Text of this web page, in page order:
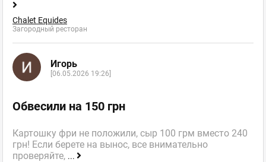
Chalet Equides
Загородный ресторан
Игорь
[06.05.2026 19:26]
Обвесили на 150 грн
Картошку фри не положили, сыр 100 грм вместо 240
грн! Если берете на вынос, все внимательно
проверяйте, ...